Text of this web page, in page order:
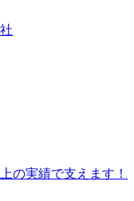
の実績で支えます！